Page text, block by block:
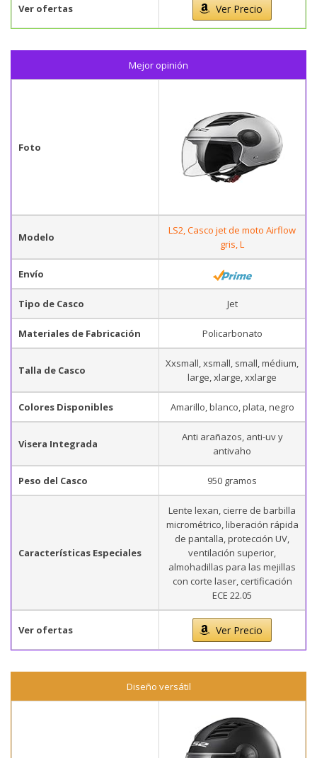
Ver ofertas Ver Precio
Mejor opinión
Foto
Modelo
LS2, Casco jet de moto Airflow
gris, L
Envío
Tipo de Casco Jet
Materiales de Fabricación Policarbonato
Talla de Casco
Xxsmall, xsmall, small, médium,
large, xlarge, xxlarge
Colores Disponibles Amarillo, blanco, plata, negro
Visera Integrada
Anti arañazos, anti-uv y
antivaho
Peso del Casco 950 gramos
Características Especiales
Lente lexan, cierre de barbilla
micrométrico, liberación rápida
de pantalla, protección UV,
ventilación superior,
almohadillas para las mejillas
con corte laser, certificación
ECE 22.05
Ver ofertas Ver Precio
Diseño versátil